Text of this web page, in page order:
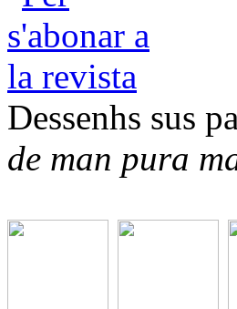
Dessenhs sus
de man pura